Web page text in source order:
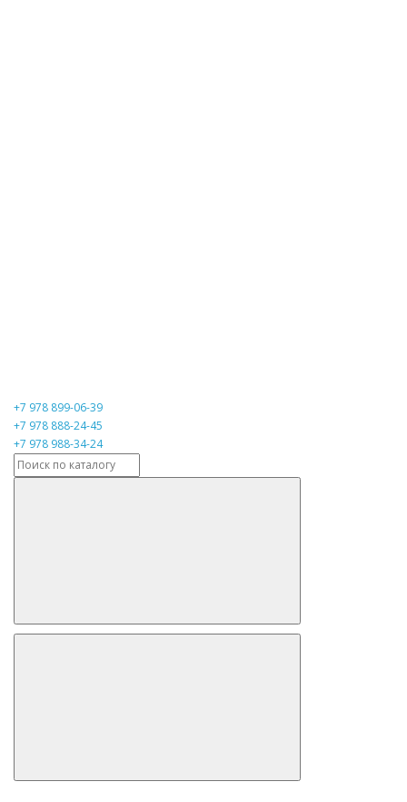
+7 978 899-06-39
+7 978 888-24-45
+7 978 988-34-24